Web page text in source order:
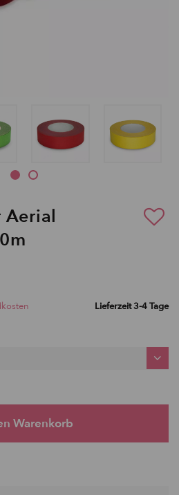
Aerial
Lieferzeit 3-4 Tage